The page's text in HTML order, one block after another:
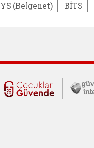
(Belgenet)
BİTS